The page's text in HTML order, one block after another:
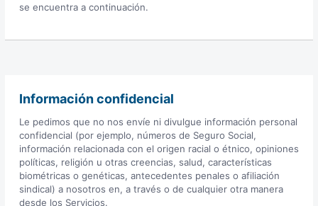
se encuentra a continuación.
Información confidencial
Le pedimos que no nos envíe ni divulgue información personal
confidencial (por ejemplo, números de Seguro Social,
información relacionada con el origen racial o étnico, opiniones
políticas, religión u otras creencias, salud, características
biométricas o genéticas, antecedentes penales o afiliación
sindical) a nosotros en, a través o de cualquier otra manera
desde los Servicios.